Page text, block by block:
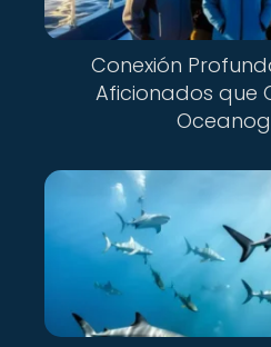
Conexión
Aficionados que